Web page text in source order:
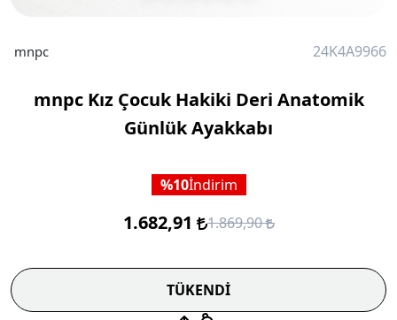
mnpc 24K4A9966
mnpc Kız Çocuk Hakiki Deri Anatomik
Günlük Ayakkabı
10İndirim
1.682,91 1.869,90
TÜKENDİ